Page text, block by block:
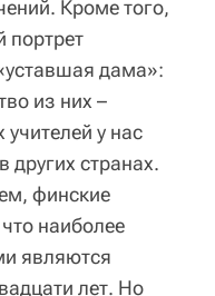
Кроме того,
портрет
дама»:
из них –
у нас
других странах.
финские
наиболее
являются
лет. Но